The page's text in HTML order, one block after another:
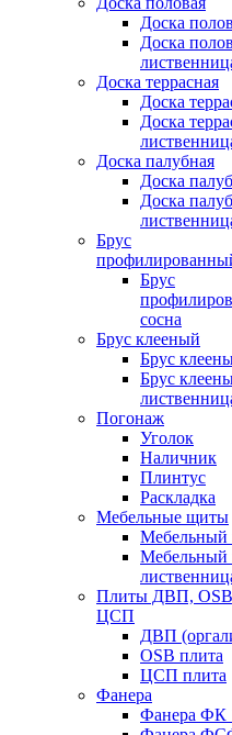
Доска
Доска
Доска террасная
Доска
Доска
Доска палубная
Доска
Доска
Брус
Брус
сосна
Брус клееный
Брус
Брус
Погонаж
Уголок
Наличник
Плинтус
Раскладка
Мебельные щиты
Мебельный
Мебельный
Плиты ДВП,
ЦСП
ДВП
OSB плита
ЦСП плита
Фанера
Фанера ФК